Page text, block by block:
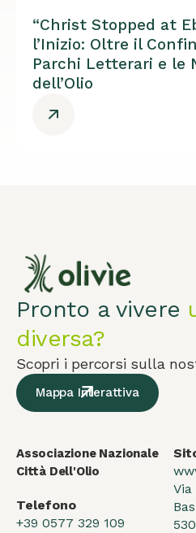
“Christ Stopped at
l’Inizio: Oltre il
Parchi Letterari e le
dell’Olio
Pronto a vivere
diversa?
Scopri i percorsi sulla
Mappa Interattiva
Associazione Nazionale
Città Dell'Olio
Telefono
+39 0577 329 109